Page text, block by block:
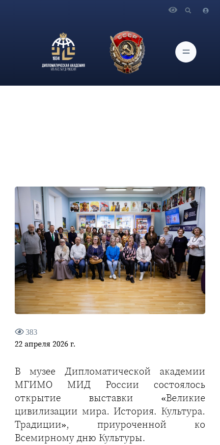
История. Культура"
383
22 апреля 2026 г.
В музее Дипломатической академии
МГИМО МИД России состоялось
открытие выставки «Великие
цивилизации мира. История. Культура.
Традиции», приуроченной ко
Всемирному дню Культуры.